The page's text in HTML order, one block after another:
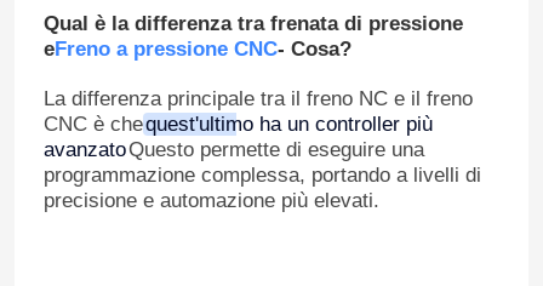
Qual è la differenza tra frenata di pressione
eFreno a pressione CNC- Cosa?
La differenza principale tra il freno NC e il freno
CNC è chequest'ultimo ha un controller più
avanzatoQuesto permette di eseguire una
programmazione complessa, portando a livelli di
precisione e automazione più elevati.